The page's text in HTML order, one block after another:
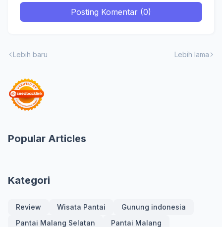
Posting Komentar (0)
Lebih baru Lebih lama
Popular Articles
Kategori
Review Wisata Pantai
Gunung indonesia
Pantai Malang Selatan
Pantai Malang